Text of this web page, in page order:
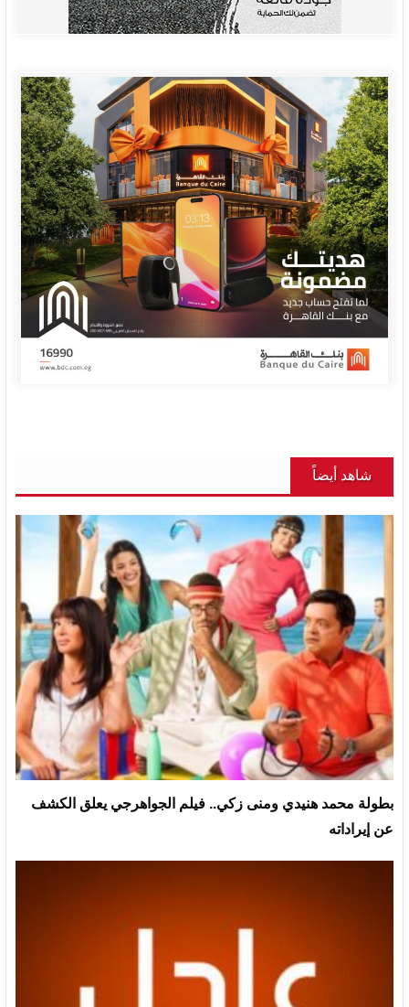
شاهد أيضاً
بطولة محمد هنيدي ومنى زكي.. فيلم الجواهرجي يعلق الكشف
عن إيراداته